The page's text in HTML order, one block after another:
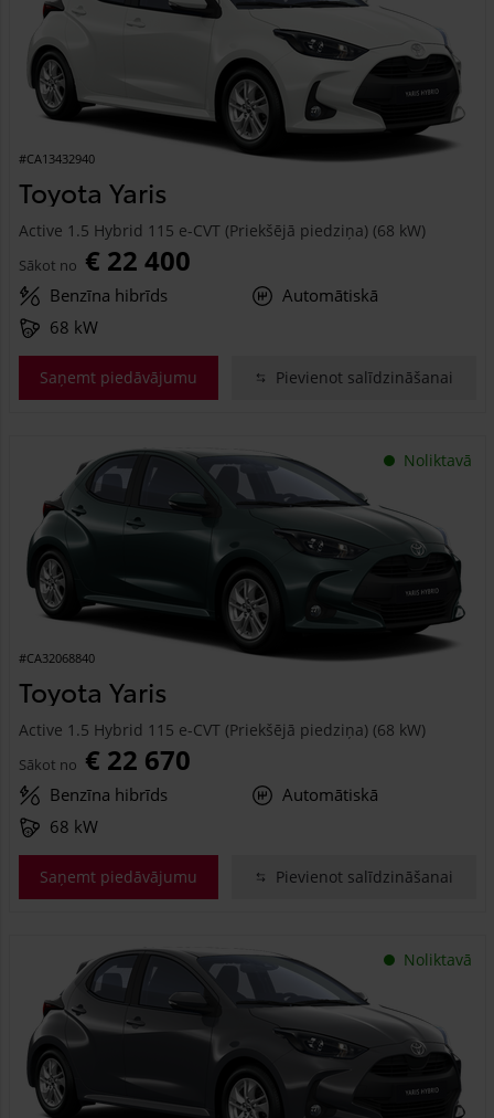
#CA13432940
Toyota Yaris
Active 1.5 Hybrid 115 e-CVT (Priekšējā piedziņa) (68 kW)
Sākot no € 22 400
Benzīna hibrīds
Automātiskā
68 kW
Saņemt piedāvājumu Pievienot salīdzināšanai
Noliktavā
#CA32068840
Toyota Yaris
Active 1.5 Hybrid 115 e-CVT (Priekšējā piedziņa) (68 kW)
Sākot no € 22 670
Benzīna hibrīds
Automātiskā
68 kW
Saņemt piedāvājumu Pievienot salīdzināšanai
Noliktavā